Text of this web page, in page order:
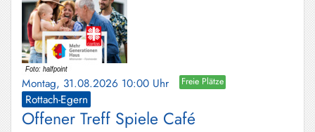
Montag, 31.08.2026 10:00 Uhr Freie Plätze
Rottach-Egern
Offener Treff Spiele Café